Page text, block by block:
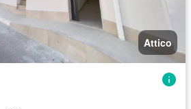
Attico